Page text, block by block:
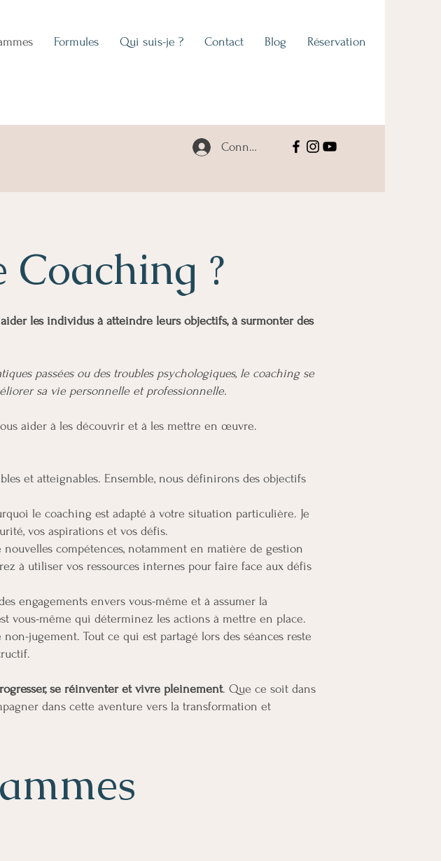
Formules Qui suis-je ? Contact Blog Réservation
Connexion
Coaching ?
les individus à atteindre leurs objectifs, à surmonter des
passées ou des troubles psychologiques, le coaching se
sa vie personnelle et professionnelle.
aider à les découvrir et à les mettre en œuvre.
et atteignables. Ensemble, nous définirons des objectifs
le coaching est adapté à votre situation particulière. Je
vos aspirations et vos défis.
compétences, notamment en matière de gestion
à utiliser vos ressources internes pour faire face aux défis
engagements envers vous-même et à assumer la
vous-même qui déterminez les actions à mettre en place.
jugement. Tout ce qui est partagé lors des séances reste
se réinventer et vivre pleinement. Que ce soit dans
dans cette aventure vers la transformation et